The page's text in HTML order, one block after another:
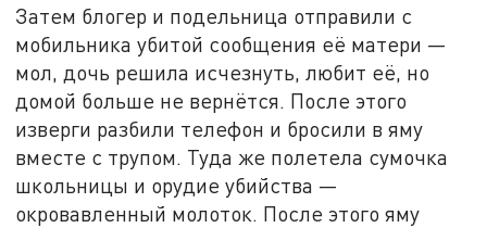
Затем блогер и подельница отправили с
мобильника убитой сообщения её матери —
мол, дочь решила исчезнуть, любит её, но
домой больше не вернётся. После этого
изверги разбили телефон и бросили в яму
вместе с трупом. Туда же полетела сумочка
школьницы и орудие убийства —
окровавленный молоток. После этого яму